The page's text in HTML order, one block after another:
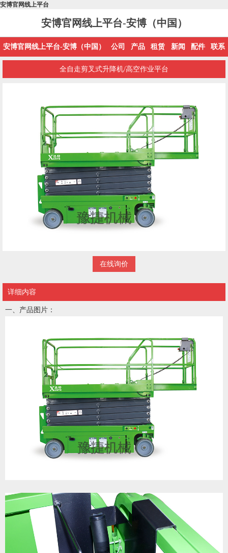
安博官网线上平台
安博官网线上平台-安博（中国）
安博官网线上平台-安博（中国） 公司 产品 租赁 新闻 配件 联系
全自走剪叉式升降机/高空作业平台
在线询价
详细内容
一、产品图片：